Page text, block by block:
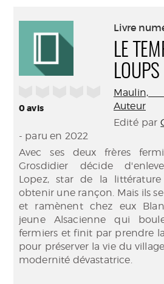
0avis
Livre
LE
LOUPS
Maulin,
Auteur
Edité par
- paru en 2022
Avec ses deux frères
Grosdidier décide
Lopez, star de la
obtenir une rançon. Mais ils
et ramènent chez eux
jeune Alsacienne qui
fermiers et finit par prendre
pour préserver la vie du
modernité dévastatrice.